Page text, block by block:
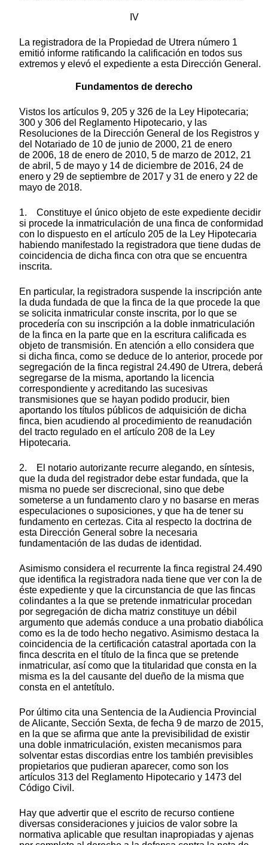
IV
La registradora de la Propiedad de Utrera número 1
emitió informe ratificando la calificación en todos sus
extremos y elevó el expediente a esta Dirección General.
Fundamentos de derecho
Vistos los artículos 9, 205 y 326 de la Ley Hipotecaria;
300 y 306 del Reglamento Hipotecario, y las
Resoluciones de la Dirección General de los Registros y
del Notariado de 10 de junio de 2000, 21 de enero
de 2006, 18 de enero de 2010, 5 de marzo de 2012, 21
de abril, 5 de mayo y 14 de diciembre de 2016, 24 de
enero y 29 de septiembre de 2017 y 31 de enero y 22 de
mayo de 2018.
1. Constituye el único objeto de este expediente decidir
si procede la inmatriculación de una finca de conformidad
con lo dispuesto en el artículo 205 de la Ley Hipotecaria
habiendo manifestado la registradora que tiene dudas de
coincidencia de dicha finca con otra que se encuentra
inscrita.
En particular, la registradora suspende la inscripción ante
la duda fundada de que la finca de la que procede la que
se solicita inmatricular conste inscrita, por lo que se
procedería con su inscripción a la doble inmatriculación
de la finca en la parte que en la escritura calificada es
objeto de transmisión. En atención a ello considera que
si dicha finca, como se deduce de lo anterior, procede por
segregación de la finca registral 24.490 de Utrera, deberá
segregarse de la misma, aportando la licencia
correspondiente y acreditando las sucesivas
transmisiones que se hayan podido producir, bien
aportando los títulos públicos de adquisición de dicha
finca, bien acudiendo al procedimiento de reanudación
del tracto regulado en el artículo 208 de la Ley
Hipotecaria.
2. El notario autorizante recurre alegando, en síntesis,
que la duda del registrador debe estar fundada, que la
misma no puede ser discrecional, sino que debe
someterse a un fundamento claro y no basarse en meras
especulaciones o suposiciones, y que ha de tener su
fundamento en certezas. Cita al respecto la doctrina de
esta Dirección General sobre la necesaria
fundamentación de las dudas de identidad.
Asimismo considera el recurrente la finca registral 24.490
que identifica la registradora nada tiene que ver con la de
éste expediente y que la circunstancia de que las fincas
colindantes a la que se pretende inmatricular procedan
por segregación de dicha matriz constituye un débil
argumento que además conduce a una probatio diabólica
como es la de todo hecho negativo. Asimismo destaca la
coincidencia de la certificación catastral aportada con la
finca descrita en el título de la finca que se pretende
inmatricular, así como que la titularidad que consta en la
misma es la del causante del dueño de la misma que
consta en el antetítulo.
Por último cita una Sentencia de la Audiencia Provincial
de Alicante, Sección Sexta, de fecha 9 de marzo de 2015,
en la que se afirma que ante la previsibilidad de existir
una doble inmatriculación, existen mecanismos para
solventar estas discordias entre los también previsibles
propietarios que pudieran aparecer, como son los
artículos 313 del Reglamento Hipotecario y 1473 del
Código Civil.
Hay que advertir que el escrito de recurso contiene
diversas consideraciones y juicios de valor sobre la
normativa aplicable que resultan inapropiadas y ajenas